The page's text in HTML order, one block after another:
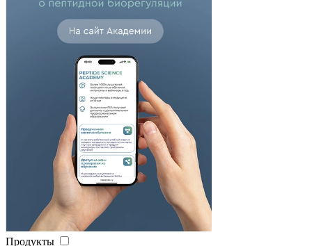
Продукты